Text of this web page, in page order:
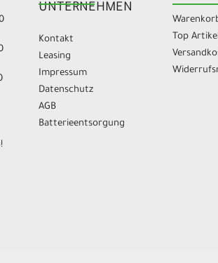
UNTERNEHMEN
Kontakt
Leasing
Impressum
Datenschutz
AGB
Batterieentsorgung
Top